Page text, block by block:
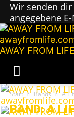
Wir senden
angegebene
AWAY FROM LIFE
Start Bands A
BAND: A